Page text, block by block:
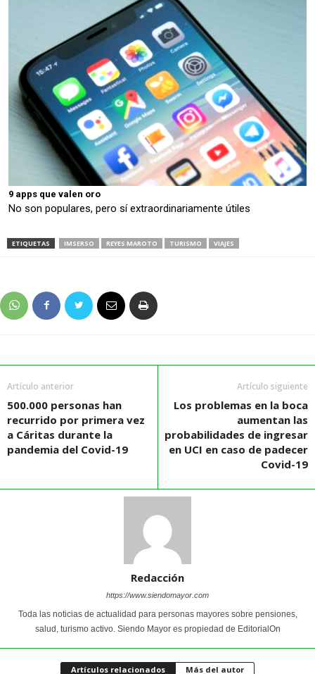
9 apps que valen oro
No son populares, pero sí extraordinariamente útiles
ETIQUETAS IMSERSO REYES MAROTO TURISMO VIAJES
Artículo anterior
500.000 personas han
recurrido por primera vez
a Cáritas durante la
pandemia del Covid-19
Artículo siguiente
Los problemas en la boca
aumentan las
probabilidades de ingresar
en UCI en caso de padecer
Covid-19
Redacción
https://www.siendomayor.com
Toda las noticias de actualidad para personas mayores sobre pensiones,
salud, turismo activo. Siendo Mayor es propiedad de EditorialOn
Artículos relacionados Más del autor